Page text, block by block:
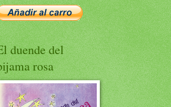
duende del
rosa